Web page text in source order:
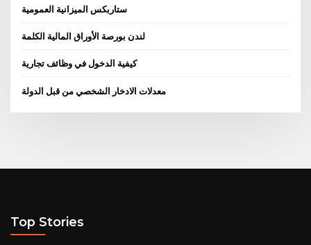
ستاربكس الميزانية العمومية
لندن بورصة الأوراق المالية الكلمة
كيفية الدخول في وظائف تجارية
معدلات الادخار الشخصي من قبل الدولة
Top Stories